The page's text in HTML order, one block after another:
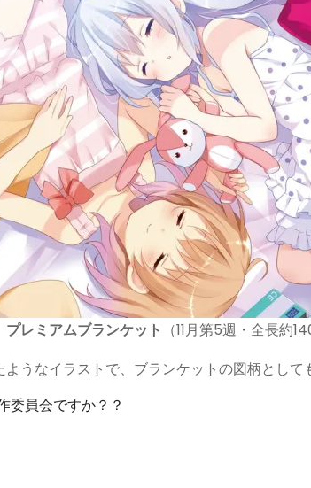
レミアムブランケット （11月第5週・全長約
うなイラストで、ブランケットの図柄として
委員会ですか？？